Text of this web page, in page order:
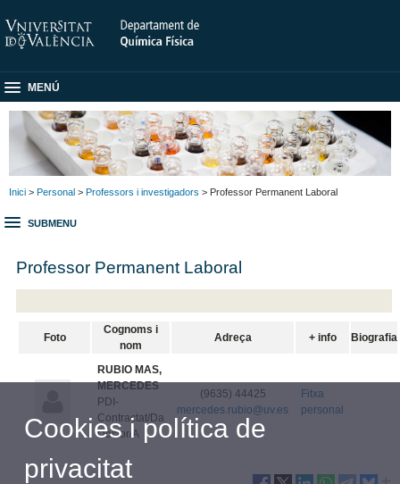
MENÚ
Inici > Personal > Professors i investigadors > Professor Permanent Laboral
SUBMENU
Professor Permanent Laboral
Foto
Cognoms i
nom
Adreça + info Biografia
RUBIO MAS,
MERCEDES
PDI-
Contractat/Da
Doctor/A
(9635) 44425
mercedes.rubio@uv.es
Fitxa
personal
Cookies i política de
privacitat